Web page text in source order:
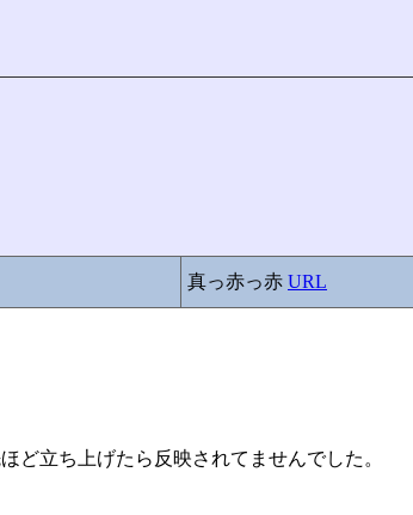
真っ赤っ赤 URL
ど立ち上げたら反映されてませんでした。